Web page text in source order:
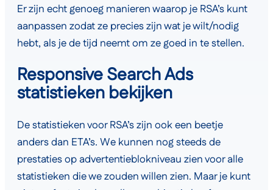
Er zijn echt genoeg manieren waarop je RSA’s kunt
aanpassen zodat ze precies zijn wat je wilt/nodig
hebt, als je de tijd neemt om ze goed in te stellen.
Responsive Search Ads
statistieken bekijken
De statistieken voor RSA’s zijn ook een beetje
anders dan ETA’s. We kunnen nog steeds de
prestaties op advertentieblokniveau zien voor alle
statistieken die we zouden willen zien. Maar je kunt